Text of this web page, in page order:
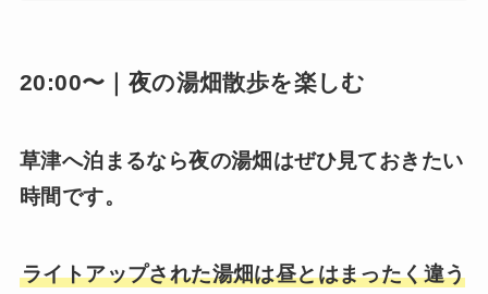
20:00〜｜夜の湯畑散歩を楽しむ
草津へ泊まるなら夜の湯畑はぜひ見ておきたい
時間です。
ライトアップされた湯畑は昼とはまったく違う